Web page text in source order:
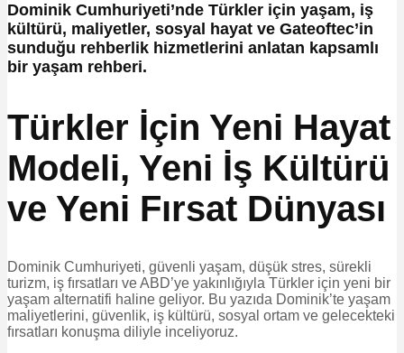
Dominik Cumhuriyeti’nde Türkler için yaşam, iş
kültürü, maliyetler, sosyal hayat ve Gateoftec’in
sunduğu rehberlik hizmetlerini anlatan kapsamlı
bir yaşam rehberi.
Türkler İçin Yeni Hayat
Modeli, Yeni İş Kültürü
ve Yeni Fırsat Dünyası
Dominik Cumhuriyeti, güvenli yaşam, düşük stres, sürekli
turizm, iş fırsatları ve ABD’ye yakınlığıyla Türkler için yeni bir
yaşam alternatifi haline geliyor. Bu yazıda Dominik’te yaşam
maliyetlerini, güvenlik, iş kültürü, sosyal ortam ve gelecekteki
fırsatları konuşma diliyle inceliyoruz.